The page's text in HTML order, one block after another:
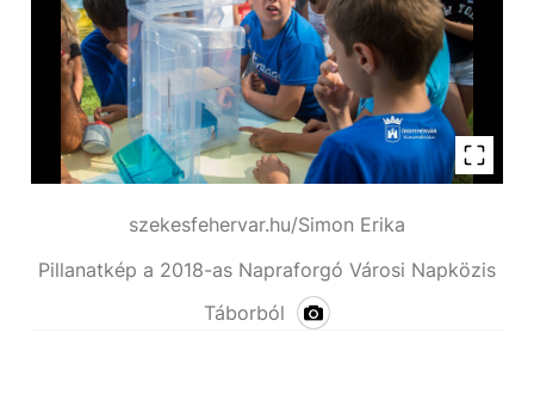
szekesfehervar.hu/Simon Erika
Pillanatkép a 2018-as Napraforgó Városi Napközis
Táborból